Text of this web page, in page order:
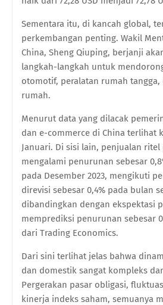
Sementara itu, di kancah global,
perkembangan penting. Wakil
China, Sheng Qiuping, berjanji
langkah-langkah untuk
otomotif, peralatan rumah
rumah.
Menurut data yang dilacak
dan e-commerce di China terlihat
Januari. Di sisi lain, penjualan ritel
mengalami penurunan sebesar
pada Desember 2023, mengikuti
direvisi sebesar 0,4% pada bulan
dibandingkan dengan ekspektasi
memprediksi penurunan sebesar
dari Trading Economics.
Dari sini terlihat jelas bahwa
dan domestik sangat kompleks
Pergerakan pasar obligasi,
kinerja indeks saham, semuanya